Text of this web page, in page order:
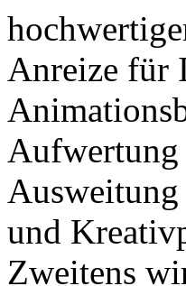
Anreize für
und
Zweitens